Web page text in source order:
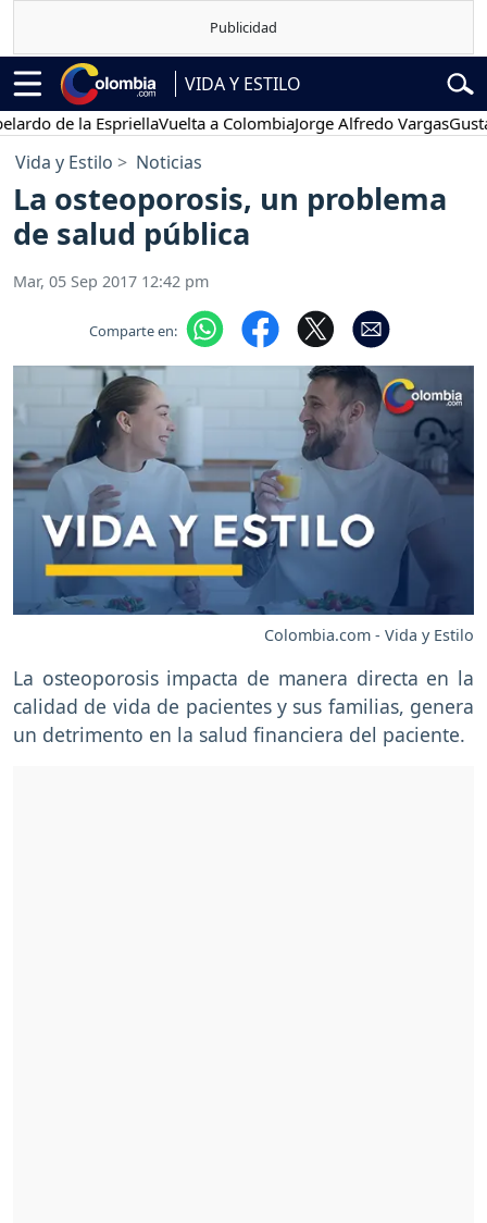
VIDA Y ESTILO
de la EspriellaVuelta a ColombiaJorge Alfredo VargasGustavo
Vida y Estilo Noticias
La osteoporosis, un problema
de salud pública
Mar, 05 Sep 2017 12:42 pm
Comparte en:
Colombia.com - Vida y Estilo
La osteoporosis impacta de manera directa en la
calidad de vida de pacientes y sus familias, genera
un detrimento en la salud financiera del paciente.